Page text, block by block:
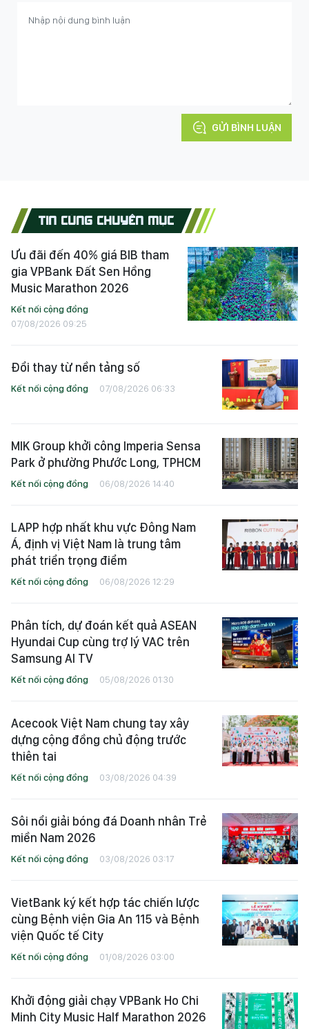
GỬI BÌNH LUẬN
TIN CÙNG CHUYÊN MỤC
Ưu đãi đến 40% giá BIB tham
gia VPBank Đất Sen Hồng
Music Marathon 2026
Kết nối cộng đồng
07/08/2026 09:25
Đổi thay từ nền tảng số
Kết nối cộng đồng 07/08/2026 06:33
MIK Group khởi công Imperia Sensa
Park ở phường Phước Long, TPHCM
Kết nối cộng đồng 06/08/2026 14:40
LAPP hợp nhất khu vực Đông Nam
Á, định vị Việt Nam là trung tâm
phát triển trọng điểm
Kết nối cộng đồng 06/08/2026 12:29
Phân tích, dự đoán kết quả ASEAN
Hyundai Cup cùng trợ lý VAC trên
Samsung AI TV
Kết nối cộng đồng 05/08/2026 01:30
Acecook Việt Nam chung tay xây
dựng cộng đồng chủ động trước
thiên tai
Kết nối cộng đồng 03/08/2026 04:39
Sôi nổi giải bóng đá Doanh nhân Trẻ
miền Nam 2026
Kết nối cộng đồng 03/08/2026 03:17
VietBank ký kết hợp tác chiến lược
cùng Bệnh viện Gia An 115 và Bệnh
viện Quốc tế City
Kết nối cộng đồng 01/08/2026 03:00
Khởi động giải chạy VPBank Ho Chi
Minh City Music Half Marathon 2026